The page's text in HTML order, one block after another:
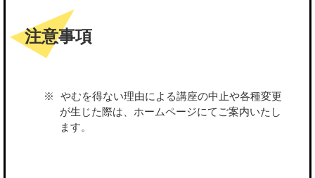
注意事項
やむを得ない理由による講座の中止や各種変更
が生じた際は、ホームページにてご案内いたし
ます。